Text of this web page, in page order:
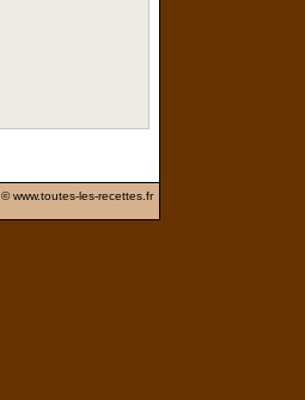
© www.toutes-les-recettes.fr